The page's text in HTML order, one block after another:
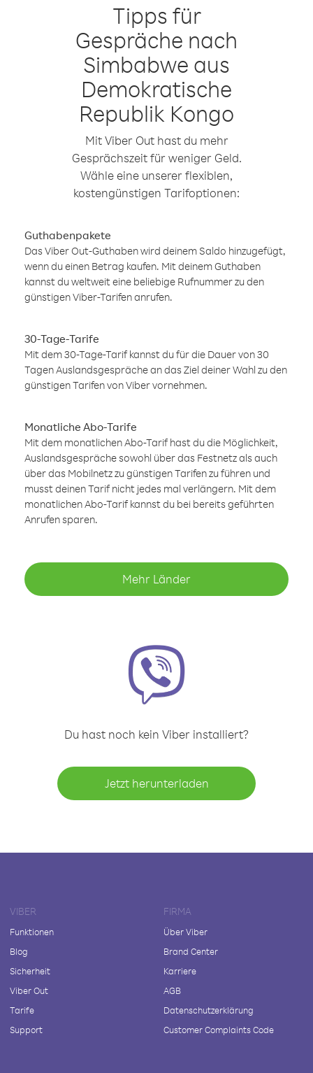
Tipps für
Gespräche nach
Simbabwe aus
Demokratische
Republik Kongo
Mit Viber Out hast du mehr
Gesprächszeit für weniger Geld.
Wähle eine unserer flexiblen,
kostengünstigen Tarifoptionen:
Guthabenpakete
Das Viber Out-Guthaben wird deinem Saldo hinzugefügt,
wenn du einen Betrag kaufen. Mit deinem Guthaben
kannst du weltweit eine beliebige Rufnummer zu den
günstigen Viber-Tarifen anrufen.
30-Tage-Tarife
Mit dem 30-Tage-Tarif kannst du für die Dauer von 30
Tagen Auslandsgespräche an das Ziel deiner Wahl zu den
günstigen Tarifen von Viber vornehmen.
Monatliche Abo-Tarife
Mit dem monatlichen Abo-Tarif hast du die Möglichkeit,
Auslandsgespräche sowohl über das Festnetz als auch
über das Mobilnetz zu günstigen Tarifen zu führen und
musst deinen Tarif nicht jedes mal verlängern. Mit dem
monatlichen Abo-Tarif kannst du bei bereits geführten
Anrufen sparen.
Mehr Länder
Du hast noch kein Viber installiert?
Jetzt herunterladen
VIBER
Funktionen
Blog
Sicherheit
Viber Out
Tarife
Support
FIRMA
Über Viber
Brand Center
Karriere
AGB
Datenschutzerklärung
Customer Complaints Code